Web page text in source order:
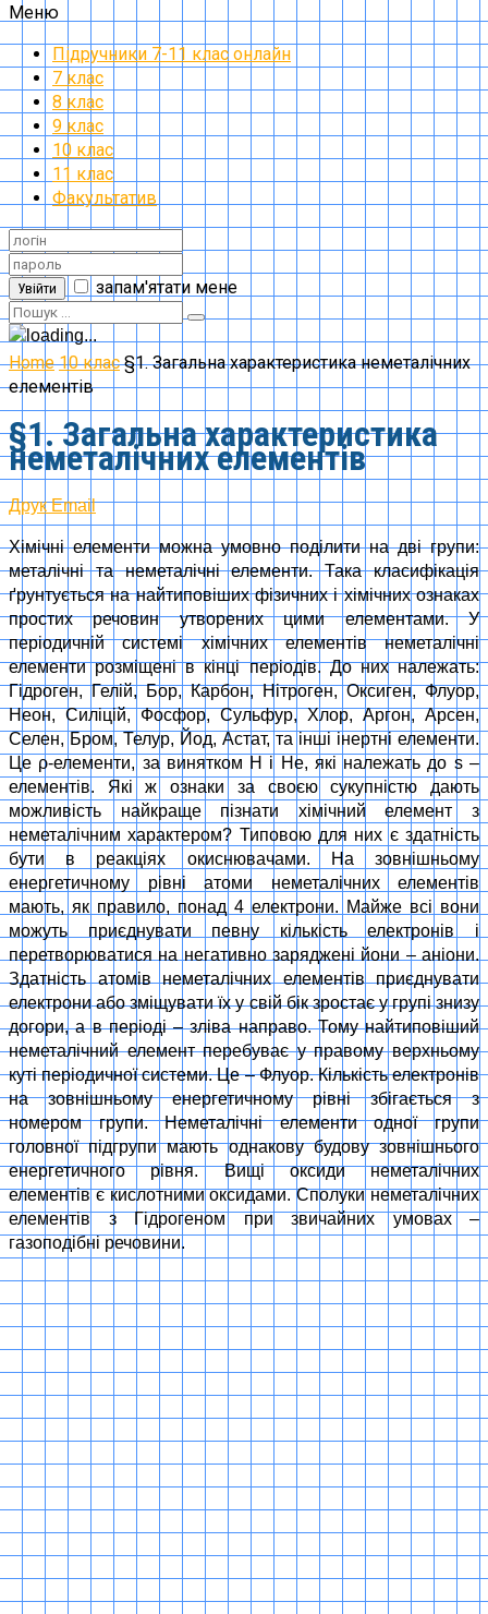
Меню
Підручники 7-11 клас онлайн
7 клас
8 клас
9 клас
10 клас
11 клас
Факультатив
Увійти запам'ятати мене
Home 10 клас §1. Загальна характеристика неметалічних
елементів
§1. Загальна характеристика
неметалічних елементів
Друк Email
Хімічні елементи можна умовно поділити на дві групи:
металічні та неметалічні елементи. Така класифікація
ґрунтується на найтиповіших фізичних і хімічних ознаках
простих речовин утворених цими елементами. У
періодичній системі хімічних елементів неметалічні
елементи розміщені в кінці періодів. До них належать:
Гідроген, Гелій, Бор, Карбон, Нітроген, Оксиген, Флуор,
Неон, Силіцій, Фосфор, Сульфур, Хлор, Аргон, Арсен,
Селен, Бром, Телур, Йод, Астат, та інші інертні елементи.
Це ρ-елементи, за винятком Н і Не, які належать до s –
елементів. Які ж ознаки за своєю сукупністю дають
можливість найкраще пізнати хімічний елемент з
неметалічним характером? Типовою для них є здатність
бути в реакціях окиснювачами. На зовнішньому
енергетичному рівні атоми неметалічних елементів
мають, як правило, понад 4 електрони. Майже всі вони
можуть приєднувати певну кількість електронів і
перетворюватися на негативно заряджені йони – аніони.
Здатність атомів неметалічних елементів приєднувати
електрони або зміщувати їх у свій бік зростає у групі знизу
догори, а в періоді – зліва направо. Тому найтиповіший
неметалічний елемент перебуває у правому верхньому
куті періодичної системи. Це – Флуор. Кількість електронів
на зовнішньому енергетичному рівні збігається з
номером групи. Неметалічні елементи одної групи
головної підгрупи мають однакову будову зовнішнього
енергетичного рівня. Вищі оксиди неметалічних
елементів є кислотними оксидами. Сполуки неметалічних
елементів з Гідрогеном при звичайних умовах –
газоподібні речовини.